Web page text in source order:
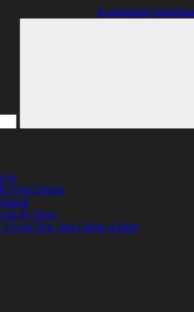
Kommentar
Suchen
es
Your Dream
& Glory
I Love You, But I Hate It Here